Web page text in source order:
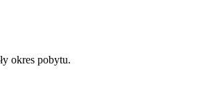
okres pobytu.